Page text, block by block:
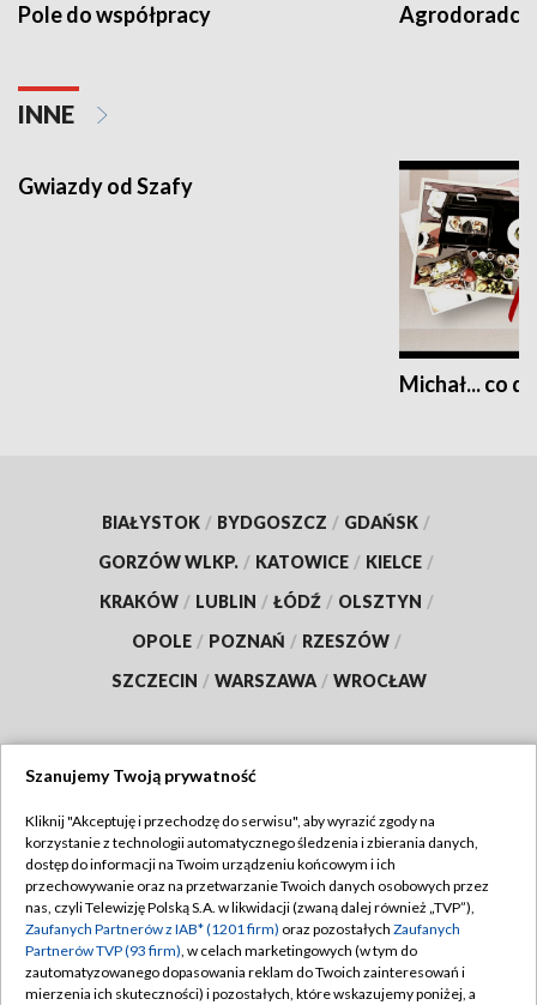
Pole do współpracy Agrodoradcy
INNE
Gwiazdy od Szafy
Michał... co
BIAŁYSTOK / BYDGOSZCZ / GDAŃSK /
GORZÓW WLKP. / KATOWICE / KIELCE /
KRAKÓW / LUBLIN / ŁÓDŹ / OLSZTYN /
OPOLE / POZNAŃ / RZESZÓW /
SZCZECIN / WARSZAWA / WROCŁAW
TVP
Abonament TVP
Emisja w TVP
Centrum informacji TVP
Regulamin TVP
Polityka prywatności
Moje zgody
Szanujemy Twoją prywatność
Kliknij "Akceptuję i przechodzę do serwisu", aby wyrazić zgody na
korzystanie z technologii automatycznego śledzenia i zbierania danych,
dostęp do informacji na Twoim urządzeniu końcowym i ich
przechowywanie oraz na przetwarzanie Twoich danych osobowych przez
nas, czyli Telewizję Polską S.A. w likwidacji (zwaną dalej również „TVP”),
Zaufanych Partnerów z IAB* (1201 firm) oraz pozostałych Zaufanych
Partnerów TVP (93 firm), w celach marketingowych (w tym do
zautomatyzowanego dopasowania reklam do Twoich zainteresowań i
mierzenia ich skuteczności) i pozostałych, które wskazujemy poniżej, a